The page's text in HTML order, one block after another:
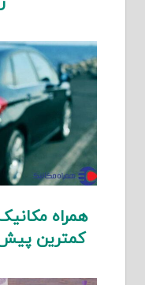
همراه
کمترین